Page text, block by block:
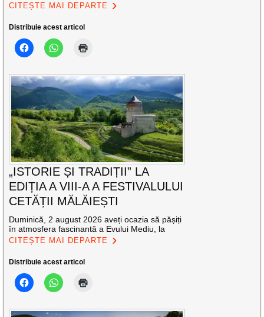
CITEȘTE MAI DEPARTE
Distribuie acest articol
„ISTORIE ȘI TRADIȚII” LA
EDIȚIA A VIII-A A FESTIVALULUI
CETĂȚII MĂLĂIEȘTI
Duminică, 2 august 2026 aveți ocazia să pășiți
în atmosfera fascinantă a Evului Mediu, la
CITEȘTE MAI DEPARTE
Distribuie acest articol